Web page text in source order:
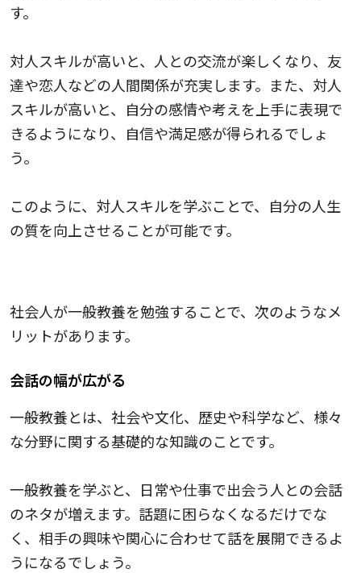
す。
対人スキルが高いと、人との交流が楽しくなり、友
達や恋人などの人間関係が充実します。また、対人
スキルが高いと、自分の感情や考えを上手に表現で
きるようになり、自信や満足感が得られるでしょ
う。
このように、対人スキルを学ぶことで、自分の人生
の質を向上させることが可能です。
社会人が一般教養を勉強することで、次のようなメ
リットがあります。
会話の幅が広がる
一般教養とは、社会や文化、歴史や科学など、様々
な分野に関する基礎的な知識のことです。
一般教養を学ぶと、日常や仕事で出会う人との会話
のネタが増えます。話題に困らなくなるだけでな
く、相手の興味や関心に合わせて話を展開できるよ
うになるでしょう。